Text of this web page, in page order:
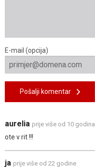
E-mail (opcija)
Pošalji komentar
aurelia prije više od 10 godina
ote v rit !!!
ja prije više od 22 godine